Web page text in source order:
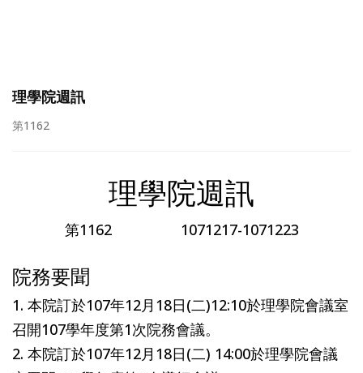
理學院週訊
第1162
理學院週訊
第1162 1071217-1071223
院務要聞
1. 本院訂於107年12月18日(二)12:10於理學院會議室
召開107學年度第1次院務會議。
2. 本院訂於107年12月18日(二) 14:00於理學院會議